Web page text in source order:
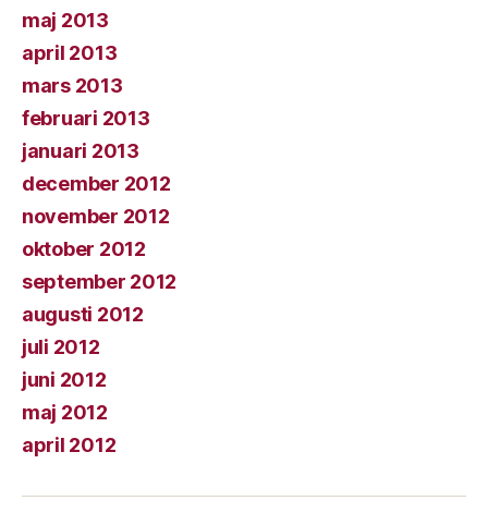
maj 2013
april 2013
mars 2013
februari 2013
januari 2013
december 2012
november 2012
oktober 2012
september 2012
augusti 2012
juli 2012
juni 2012
maj 2012
april 2012